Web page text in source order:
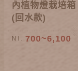
內植物燈栽培箱
(回水款)
NT. 700~6,100